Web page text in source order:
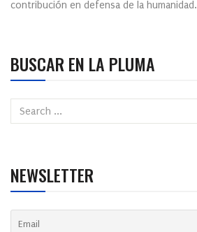
contribución en defensa de la humanidad.
BUSCAR EN LA PLUMA
NEWSLETTER